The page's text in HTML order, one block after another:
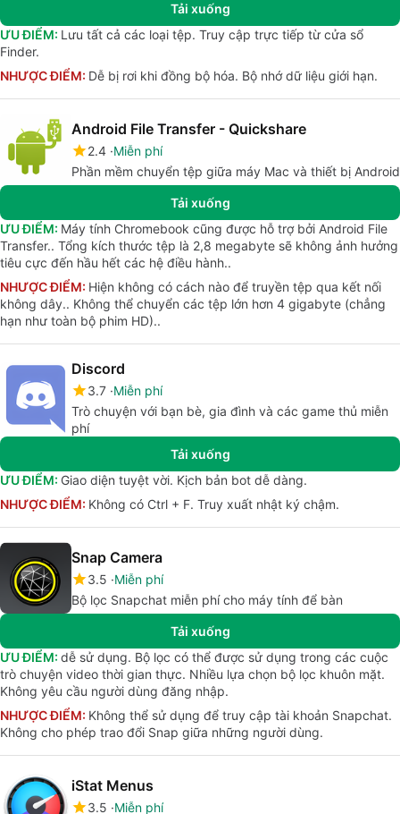
Tải xuống
ƯU ĐIỂM: Lưu tất cả các loại tệp. Truy cập trực tiếp từ cửa sổ
Finder.
NHƯỢC ĐIỂM: Dễ bị rơi khi đồng bộ hóa. Bộ nhớ dữ liệu giới hạn.
Android File Transfer - Quickshare
2.4 Miễn phí
Phần mềm chuyển tệp giữa máy Mac và thiết bị Android
Tải xuống
ƯU ĐIỂM: Máy tính Chromebook cũng được hỗ trợ bởi Android File
Transfer.. Tổng kích thước tệp là 2,8 megabyte sẽ không ảnh hưởng
tiêu cực đến hầu hết các hệ điều hành..
NHƯỢC ĐIỂM: Hiện không có cách nào để truyền tệp qua kết nối
không dây.. Không thể chuyển các tệp lớn hơn 4 gigabyte (chẳng
hạn như toàn bộ phim HD)..
Discord
3.7 Miễn phí
Trò chuyện với bạn bè, gia đình và các game thủ miễn
phí
Tải xuống
ƯU ĐIỂM: Giao diện tuyệt vời. Kịch bản bot dễ dàng.
NHƯỢC ĐIỂM: Không có Ctrl + F. Truy xuất nhật ký chậm.
Snap Camera
3.5 Miễn phí
Bộ lọc Snapchat miễn phí cho máy tính để bàn
Tải xuống
ƯU ĐIỂM: dễ sử dụng. Bộ lọc có thể được sử dụng trong các cuộc
trò chuyện video thời gian thực. Nhiều lựa chọn bộ lọc khuôn mặt.
Không yêu cầu người dùng đăng nhập.
NHƯỢC ĐIỂM: Không thể sử dụng để truy cập tài khoản Snapchat.
Không cho phép trao đổi Snap giữa những người dùng.
iStat Menus
3.5 Miễn phí